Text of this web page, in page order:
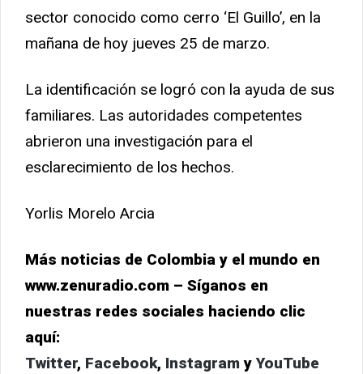
sector conocido como cerro ‘El Guillo’, en la
mañana de hoy jueves 25 de marzo.
La identificación se logró con la ayuda de sus
familiares. Las autoridades competentes
abrieron una investigación para el
esclarecimiento de los hechos.
Yorlis Morelo Arcia
Más noticias de Colombia y el mundo en
www.zenuradio.com – Síganos en
nuestras redes sociales haciendo clic
aquí:
Twitter, Facebook, InstagramyYouTube